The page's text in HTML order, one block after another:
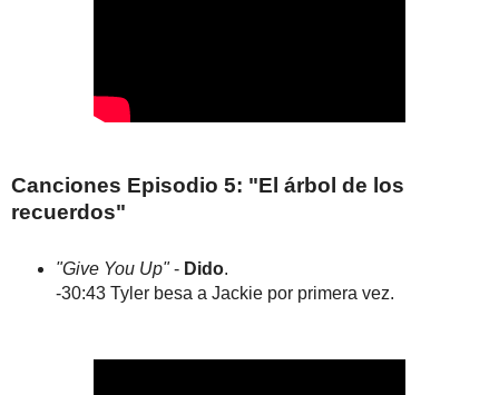
Canciones Episodio 5: "El árbol de los
recuerdos"
"Give You Up"- Dido.
-30:43 Tyler besa a Jackie por primera vez.